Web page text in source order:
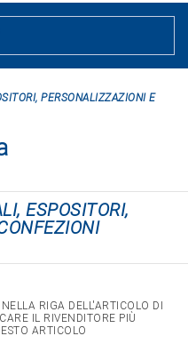
PERSONALIZZAZIONI E
ESPOSITORI,
RIGA DELL'ARTICOLO DI
IL RIVENDITORE PIÙ
ARTICOLO